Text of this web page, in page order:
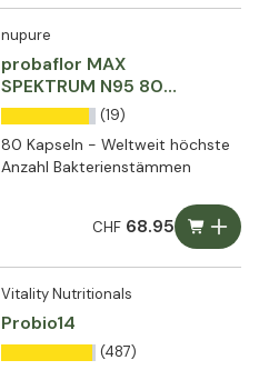
nupure
probaflor MAX
SPEKTRUM N95 80
Kapseln
(19)
80 Kapseln - Weltweit höchste
Anzahl Bakterienstämmen
CHF68.95
Vitality Nutritionals
Probio14
(487)